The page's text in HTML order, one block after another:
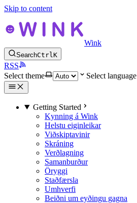
Skip to content
Wink
SearchCtrlK
RSS
Select theme
Select language
Getting Started
Kynning á Wink
Helstu eiginleikar
Viðskiptavinir
Skráning
Verðlagning
Samanburður
Öryggi
Staðfærsla
Umhverfi
Beiðni um eyðingu gagna